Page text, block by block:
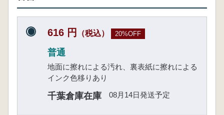
616 円 （税込） 20%OFF
普通
地面に擦れによる汚れ、裏表紙に擦れによる
インク色移りあり
千葉倉庫在庫 08月14日発送予定